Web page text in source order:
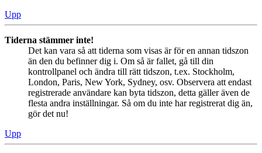
Upp
Tiderna stämmer inte!
Det kan vara så att tiderna som visas är för en annan tidszon
än den du befinner dig i. Om så är fallet, gå till din
kontrollpanel och ändra till rätt tidszon, t.ex. Stockholm,
London, Paris, New York, Sydney, osv. Observera att endast
registrerade användare kan byta tidszon, detta gäller även de
flesta andra inställningar. Så om du inte har registrerat dig än,
gör det nu!
Upp